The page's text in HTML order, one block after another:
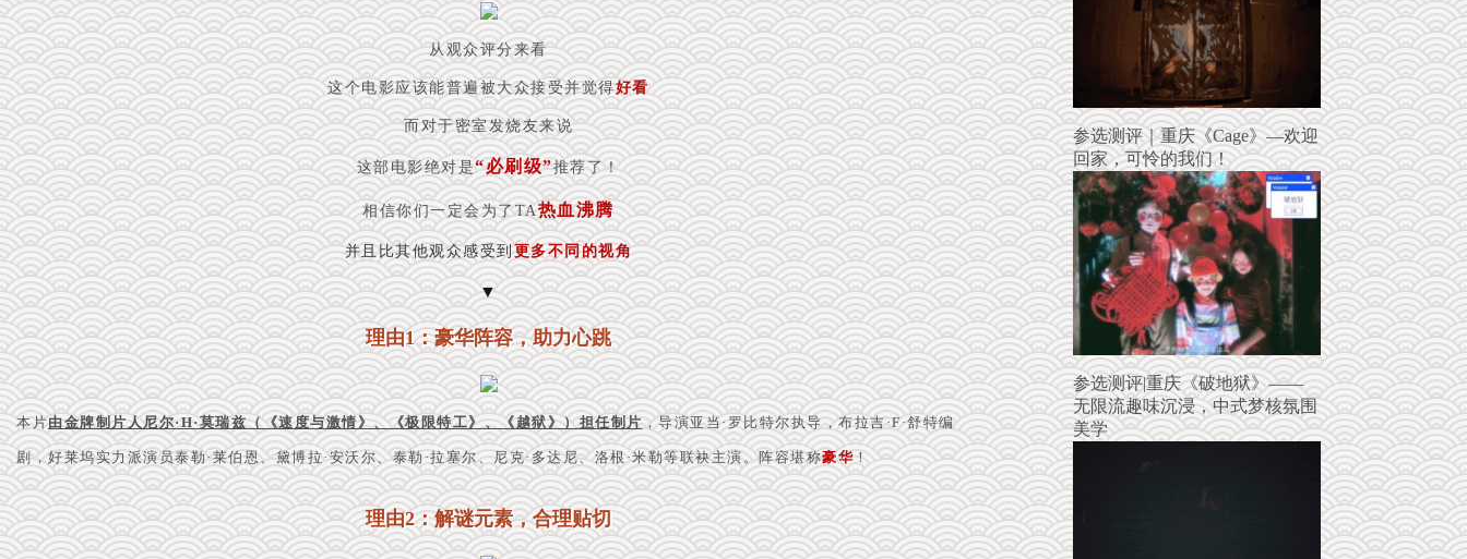
从观众评分来看
这个电影应该能普遍被大众接受并觉得好看
而对于密室发烧友来说
这部电影绝对是“必刷级”推荐了！
相信你们一定会为了TA热血沸腾
并且比其他观众感受到更多不同的视角
▼
理由1：豪华阵容，助力心跳
本片由金牌制片人尼尔·H·莫瑞兹（《速度与激情》、《极限特工》、《越狱》）担任制片，导演亚当·罗比特尔执导，布拉吉·F·舒特编
剧，好莱坞实力派演员泰勒·莱伯恩、黛博拉·安沃尔、泰勒·拉塞尔、尼克·多达尼、洛根·米勒等联袂主演。阵容堪称豪华！
理由2：解谜元素，合理贴切
参选测评｜重庆《Cage》—欢迎
回家，可怜的我们！
参选测评|重庆《破地狱》——
无限流趣味沉浸，中式梦核氛围
美学